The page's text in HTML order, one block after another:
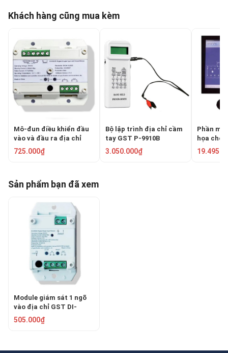
Khách hàng cũng mua kèm
Mô-đun điều khiển đầu
vào và đầu ra địa chỉ
GST DI-9301E
725.000₫
Bộ lập trình địa chỉ cầm
tay GST P-9910B
3.050.000₫
Phần
họa cho
cháy
Sản phẩm bạn đã xem
Module giám sát 1 ngõ
vào địa chỉ GST DI-
9300E
505.000₫